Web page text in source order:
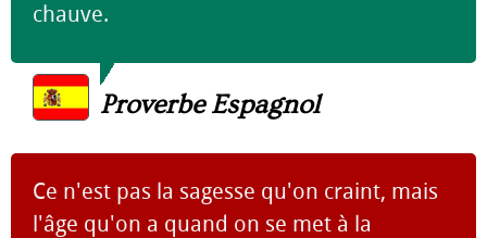
chauve.
Proverbe Espagnol
Ce n'est pas la sagesse qu'on craint, mais
l'âge qu'on a quand on se met à la